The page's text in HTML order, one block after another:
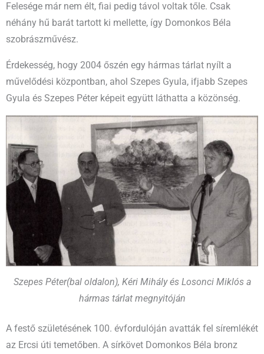
Felesége már nem élt, fiai pedig távol voltak tőle. Csak
néhány hű barát tartott ki mellette, így Domonkos Béla
szobrászművész.
Érdekesség, hogy 2004 őszén egy hármas tárlat nyílt a
művelődési központban, ahol Szepes Gyula, ifjabb Szepes
Gyula és Szepes Péter képeit együtt láthatta a közönség.
Szepes Péter(bal oldalon), Kéri Mihály és Losonci Miklós a
hármas tárlat megnyitóján
A festő születésének 100. évfordulóján avatták fel síremlékét
az Ercsi úti temetőben. A sírkövet Domonkos Béla bronz